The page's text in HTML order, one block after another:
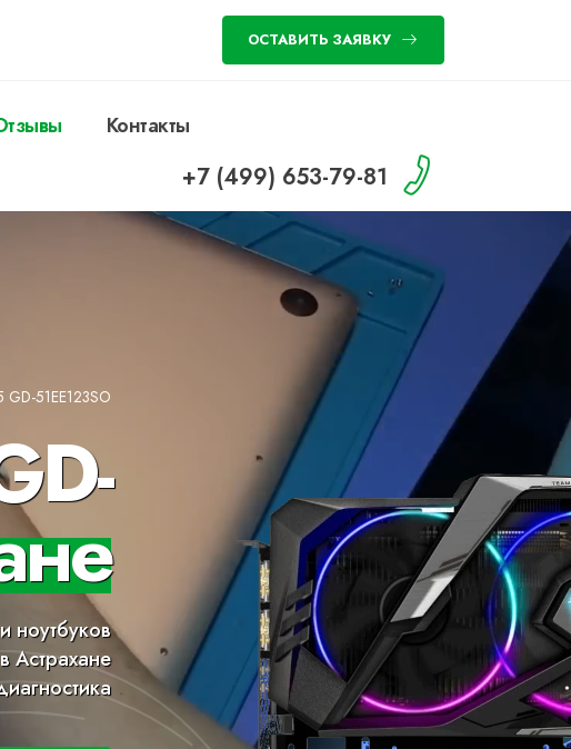
ОСТАВИТЬ ЗАЯВКУ
Контакты
+7 (499) 653-79-81
GD-51EE123SO
ноутбуков
Астрахане